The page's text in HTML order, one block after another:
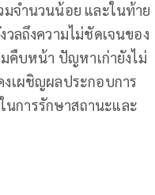
มจำนวนน้อย และในท้าย
ลถึงความไม่ชัดเจนของ
คืบหน้า ปัญหาเก่ายังไม่
เผชิญผลประกอบการ
การรักษาสถานะและ